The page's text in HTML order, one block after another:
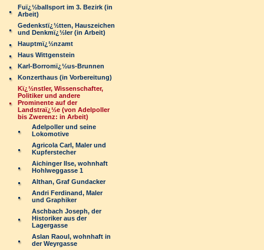
Fuï¿½ballsport im 3. Bezirk (in
Arbeit)
Gedenkstï¿½tten, Hauszeichen
und Denkmï¿½ler (in Arbeit)
Hauptmï¿½nzamt
Haus Wittgenstein
Karl-Borromï¿½us-Brunnen
Konzerthaus (in Vorbereitung)
Kï¿½nstler, Wissenschafter,
Politiker und andere
Prominente auf der
Landstraï¿½e (von Adelpoller
bis Zwerenz: in Arbeit)
Adelpoller und seine
Lokomotive
Agricola Carl, Maler und
Kupferstecher
Aichinger Ilse, wohnhaft
Hohlweggasse 1
Althan, Graf Gundacker
Andri Ferdinand, Maler
und Graphiker
Aschbach Joseph, der
Historiker aus der
Lagergasse
Aslan Raoul, wohnhaft in
der Weyrgasse